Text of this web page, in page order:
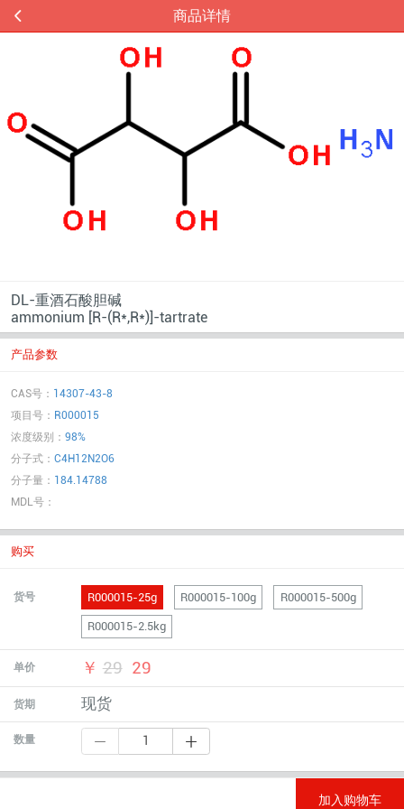
商品详情
DL-重酒石酸胆碱
ammonium [R-(R*,R*)]-tartrate
产品参数
CAS号： 14307-43-8
项目号： R000015
浓度级别： 98%
分子式： C4H12N2O6
分子量： 184.14788
MDL号：
购买
货号 R000015-25g R000015-100g R000015-500g
R000015-2.5kg
单价 ￥ 29 29
货期 现货
数量
加入购物车